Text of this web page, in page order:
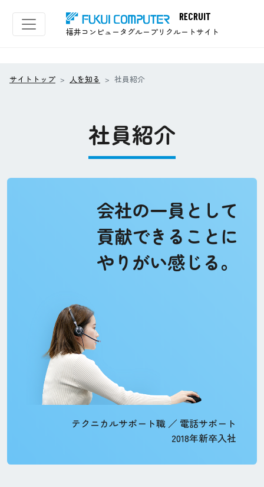
RECRUIT
福井コンピュータグループリクルートサイト
サイトトップ 人を知る 社員紹介
社員紹介
会社の一員として
貢献できることに
やりがい感じる。
テクニカルサポート職 ／ 電話サポート
2018年新卒入社